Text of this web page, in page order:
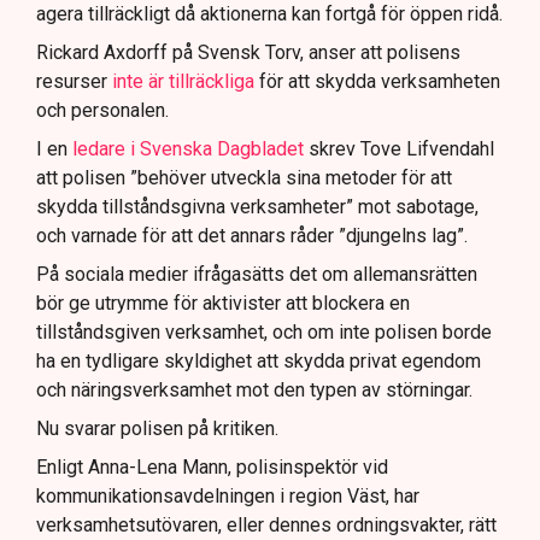
Samtidigt är polisarbetet komplext när det gäller
att navigera juridiska rättigheter och gränser.
agera tillräckligt då aktionerna kan fortgå för öppen ridå.
Rickard Axdorff på Svensk Torv, anser att polisens
resurser inte är tillräckliga för att skydda verksamheten
och personalen.
I en ledare i Svenska Dagbladet skrev Tove Lifvendahl
att polisen ”behöver utveckla sina metoder för att
skydda tillståndsgivna verksamheter” mot sabotage,
och varnade för att det annars råder ”djungelns lag”.
På sociala medier ifrågasätts det om allemansrätten
bör ge utrymme för aktivister att blockera en
tillståndsgiven verksamhet, och om inte polisen borde
ha en tydligare skyldighet att skydda privat egendom
och näringsverksamhet mot den typen av störningar.
Nu svarar polisen på kritiken.
Enligt Anna-Lena Mann, polisinspektör vid
kommunikationsavdelningen i region Väst, har
verksamhetsutövaren, eller dennes ordningsvakter, rätt